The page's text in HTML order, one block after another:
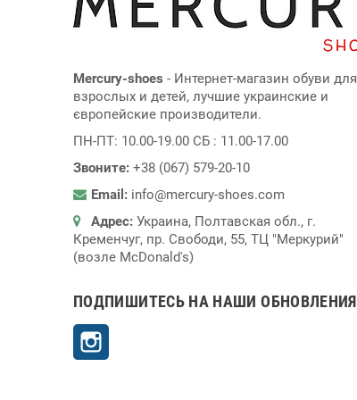
Mercury-shoes - Интернет-магазин обуви для
взрослых и детей, лучшие украинские и
європейские производители.
ПН-ПТ: 10.00-19.00 СБ : 11.00-17.00
Звоните: +38 (067) 579-20-10
Email: info@mercury-shoes.com
Адрес: Украина, Полтавская обл., г.
Кременчуг, пр. Свободи, 55, ТЦ "Меркурий"
(возле McDonald's)
ПОДПИШИТЕСЬ НА НАШИ ОБНОВЛЕНИЯ